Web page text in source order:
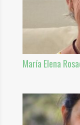
María Elena